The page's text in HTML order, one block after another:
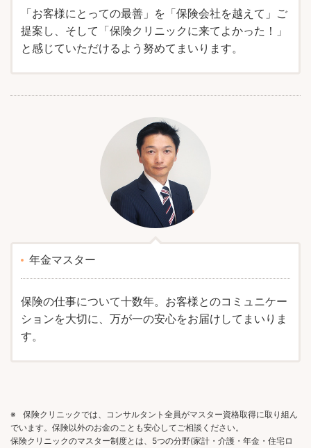
「お客様にとっての最善」を「保険会社を越えて」ご
提案し、そして「保険クリニックに来てよかった！」
と感じていただけるよう努めてまいります。
年金マスター
保険の仕事について十数年。お客様とのコミュニケー
ションを大切に、万が一の安心をお届けしてまいりま
す。
※
保険クリニックでは、コンサルタント全員がマスター資格取得に取り組ん
でいます。保険以外のお金のことも安心してご相談ください。
保険クリニックのマスター制度とは、5つの分野(家計・介護・年金・住宅ロ